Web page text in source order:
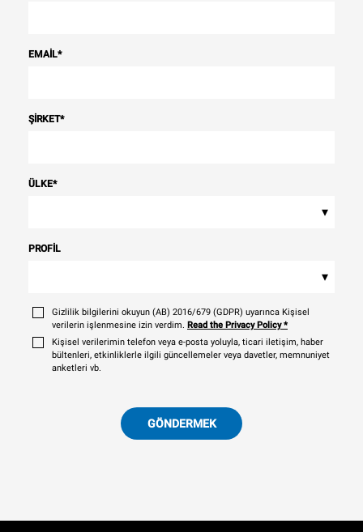
EMAIL*
ŞIRKET*
ÜLKE*
▾
PROFIL
▾
Gizlilik bilgilerini okuyun (AB) 2016/679 (GDPR) uyarınca Kişisel
verilerin işlenmesine izin verdim. Read the Privacy Policy*
Kişisel verilerimin telefon veya e-posta yoluyla, ticari iletişim, haber
bültenleri, etkinliklerle ilgili güncellemeler veya davetler, memnuniyet
anketleri vb.
GÖNDERMEK